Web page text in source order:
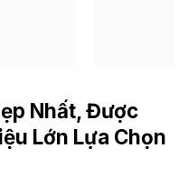
Nhất, Được
Lớn Lựa Chọn